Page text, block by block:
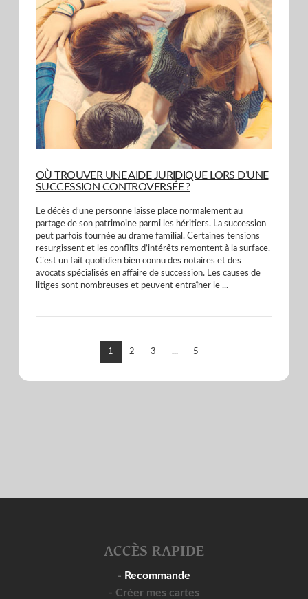
VIEW POST
VIEW POST
OÙ TROUVER UNE AIDE JURIDIQUE LORS D’UNE
SUCCESSION CONTROVERSÉE ?
Le décès d’une personne laisse place normalement au
partage de son patrimoine parmi les héritiers. La succession
peut parfois tournée au drame familial. Certaines tensions
resurgissent et les conflits d’intérêts remontent à la surface.
C’est un fait quotidien bien connu des notaires et des
avocats spécialisés en affaire de succession. Les causes de
litiges sont nombreuses et peuvent entraîner le ...
1 2 3 ... 5
ACCÈS RAPIDE
- Recommande
- Créer mes cartes